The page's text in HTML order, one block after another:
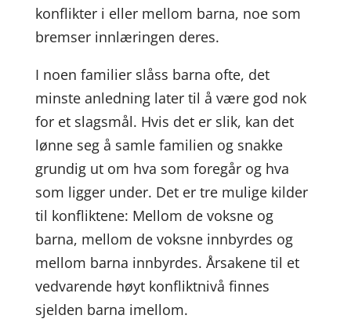
konflikter i eller mellom barna, noe som
bremser innlæringen deres.
I noen familier slåss barna ofte, det
minste anledning later til å være god nok
for et slagsmål. Hvis det er slik, kan det
lønne seg å samle familien og snakke
grundig ut om hva som foregår og hva
som ligger under. Det er tre mulige kilder
til konfliktene: Mellom de voksne og
barna, mellom de voksne innbyrdes og
mellom barna innbyrdes. Årsakene til et
vedvarende høyt konfliktnivå finnes
sjelden barna imellom.